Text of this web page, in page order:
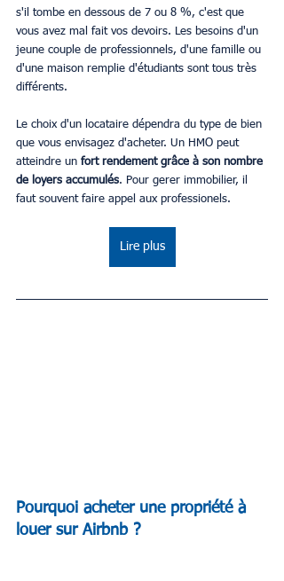
s'il tombe en dessous de 7 ou 8 %, c'est que
vous avez mal fait vos devoirs. Les besoins d'un
jeune couple de professionnels, d'une famille ou
d'une maison remplie d'étudiants sont tous très
différents.
Le choix d'un locataire dépendra du type de bien
que vous envisagez d'acheter. Un HMO peut
atteindre un fort rendement grâce à son nombre
de loyers accumulés. Pour gerer immobilier, il
faut souvent faire appel aux professionels.
Lire plus
Pourquoi acheter une propriété à
louer sur Airbnb ?